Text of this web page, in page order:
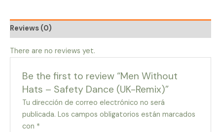
Reviews (0)
There are no reviews yet.
Be the first to review “Men Without
Hats – Safety Dance (UK-Remix)”
Tu dirección de correo electrónico no será
publicada. Los campos obligatorios están marcados
con *